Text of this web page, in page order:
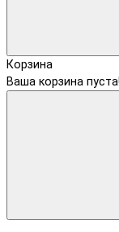
Корзина
Ваша корзина пуста!